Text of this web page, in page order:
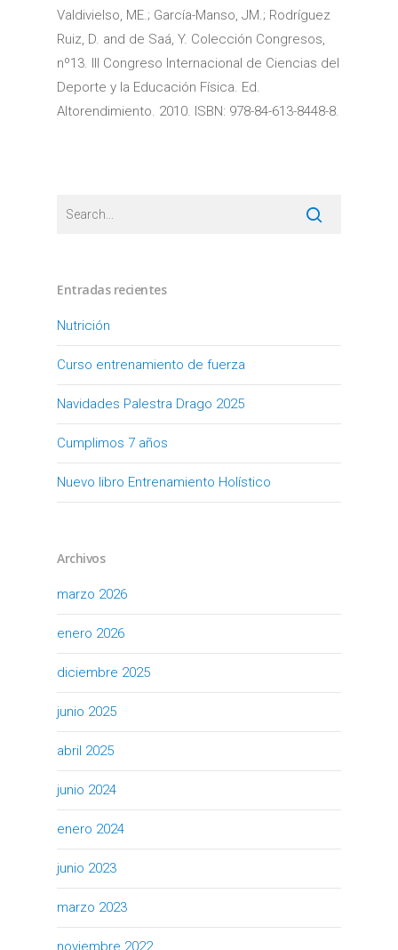
Valdivielso, ME.; García-Manso, JM.; Rodríguez
Ruiz, D. and de Saá, Y. Colección Congresos,
nº13. III Congreso Internacional de Ciencias del
Deporte y la Educación Física. Ed.
Altorendimiento. 2010. ISBN: 978-84-613-8448-8.
Entradas recientes
Nutrición
Curso entrenamiento de fuerza
Navidades Palestra Drago 2025
Cumplimos 7 años
Nuevo libro Entrenamiento Holístico
Archivos
marzo 2026
enero 2026
diciembre 2025
junio 2025
abril 2025
junio 2024
enero 2024
junio 2023
marzo 2023
noviembre 2022